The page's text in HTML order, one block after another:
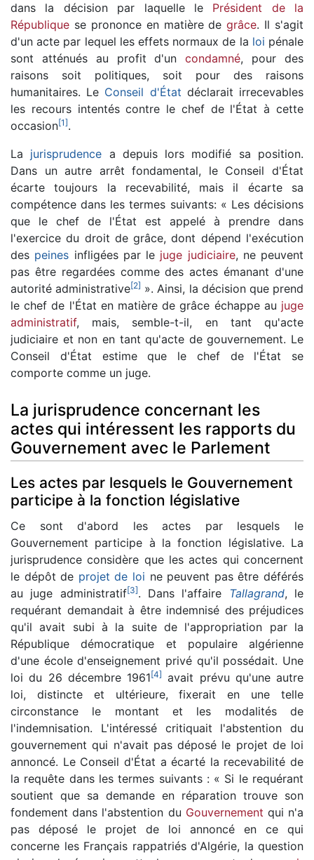
dans la décision par laquelle le Président de la
République se prononce en matière degrâce. Il s'agit
d'un acte par lequel les effets normaux de la loi pénale
sont atténués au profit d'uncondamné, pour des
raisons soit politiques, soit pour des raisons
humanitaires. Le Conseil d'État déclarait irrecevables
les recours intentés contre le chef de l'État à cette
occasion[1].
La jurisprudence a depuis lors modifié sa position.
Dans un autre arrêt fondamental, le Conseil d'État
écarte toujours la recevabilité, mais il écarte sa
compétence dans les termes suivants: « Les décisions
que le chef de l'État est appelé à prendre dans
l'exercice du droit de grâce, dont dépend l'exécution
des peines infligées par le juge judiciaire, ne peuvent
pas être regardées comme des actes émanant d'une
autorité administrative[2] ». Ainsi, la décision que prend
le chef de l'État en matière de grâce échappe au juge
administratif, mais, semble-t-il, en tant qu'acte
judiciaire et non en tant qu'acte de gouvernement. Le
Conseil d'État estime que le chef de l'État se
comporte comme un juge.
La jurisprudence concernant les
actes qui intéressent les rapports du
Gouvernement avec le Parlement
Les actes par lesquels le Gouvernement
participe à la fonction législative
Ce sont d'abord les actes par lesquels le
Gouvernement participe à la fonction législative. La
jurisprudence considère que les actes qui concernent
le dépôt de projet de loi ne peuvent pas être déférés
au juge administratif[3]. Dans l'affaire Tallagrand, le
requérant demandait à être indemnisé des préjudices
qu'il avait subi à la suite de l'appropriation par la
République démocratique et populaire algérienne
d'une école d'enseignement privé qu'il possédait. Une
loi du 26 décembre 1961[4] avait prévu qu'une autre
loi, distincte et ultérieure, fixerait en une telle
circonstance le montant et les modalités de
l'indemnisation. L'intéressé critiquait l'abstention du
gouvernement qui n'avait pas déposé le projet de loi
annoncé. Le Conseil d'État a écarté la recevabilité de
la requête dans les termes suivants : « Si le requérant
soutient que sa demande en réparation trouve son
fondement dans l'abstention du Gouvernement qui n'a
pas déposé le projet de loi annoncé en ce qui
concerne les Français rappatriés d'Algérie, la question